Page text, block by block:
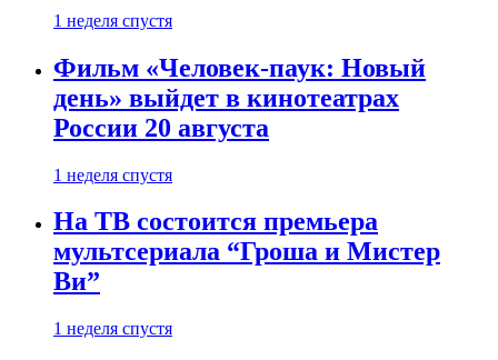
1 неделя спустя
Фильм «Человек-паук: Новый
день» выйдет в кинотеатрах
России 20 августа
1 неделя спустя
На ТВ состоится премьера
мультсериала “Гроша и Мистер
Ви”
1 неделя спустя